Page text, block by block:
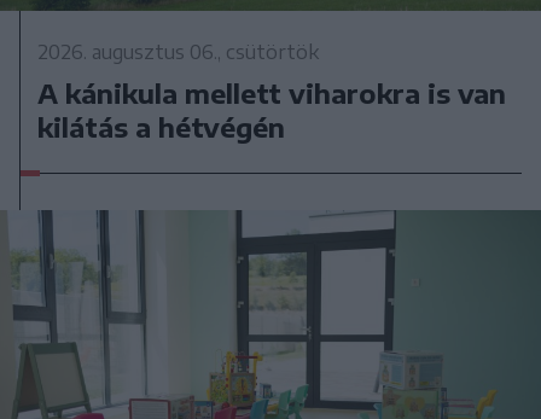
2026. augusztus 06., csütörtök
A kánikula mellett viharokra is van
kilátás a hétvégén